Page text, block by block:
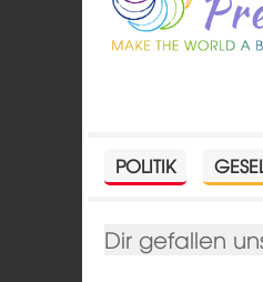
POLITIK
Dir gefallen